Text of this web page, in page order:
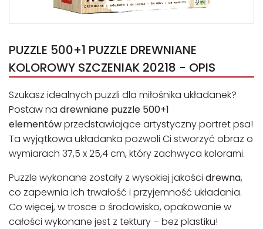
PUZZLE 500+1 PUZZLE DREWNIANE
KOLOROWY SZCZENIAK 20218 - OPIS
Szukasz idealnych puzzli dla miłośnika układanek?
Postaw na drewniane puzzle 500+1
elementówprzedstawiające artystyczny portret psa!
Ta wyjątkowa układanka pozwoli Ci stworzyć obraz o
wymiarach 37,5 x 25,4 cm, który zachwyca kolorami.
Puzzle wykonane zostały z wysokiej jakości drewna,
co zapewnia ich trwałość i przyjemność układania.
Co więcej, w trosce o środowisko, opakowanie w
całości wykonane jest z tektury – bez plastiku!